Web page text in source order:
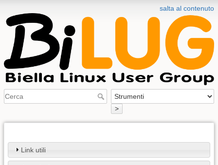
salta al contenuto
>
Link utili